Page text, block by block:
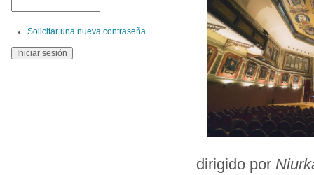
dirigido por
Solicitar una nueva contraseña